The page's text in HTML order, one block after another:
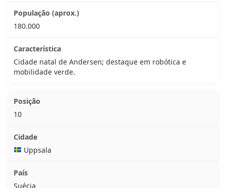
180.000
Cidade natal de Andersen; destaque em robótica e
mobilidade verde.
10
Uppsala
Suécia